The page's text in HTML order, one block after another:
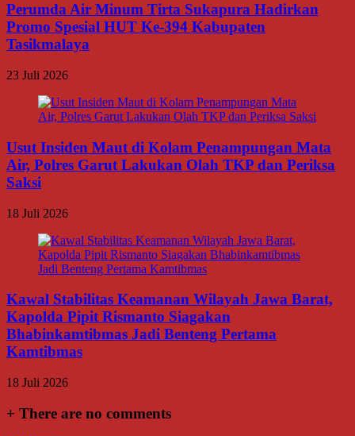
Perumda Air Minum Tirta Sukapura Hadirkan
Promo Spesial HUT Ke-394 Kabupaten
Tasikmalaya
23 Juli 2026
Usut Insiden Maut di Kolam Penampungan Mata
Air, Polres Garut Lakukan Olah TKP dan Periksa
Saksi
18 Juli 2026
Kawal Stabilitas Keamanan Wilayah Jawa Barat,
Kapolda Pipit Rismanto Siagakan
Bhabinkamtibmas Jadi Benteng Pertama
Kamtibmas
18 Juli 2026
+ There are no comments